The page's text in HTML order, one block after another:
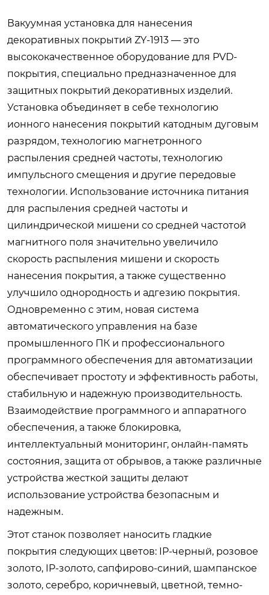
Вакуумная установка для нанесения
декоративных покрытий ZY-1913 — это
высококачественное оборудование для PVD-
покрытия, специально предназначенное для
защитных покрытий декоративных изделий.
Установка объединяет в себе технологию
ионного нанесения покрытий катодным дуговым
разрядом, технологию магнетронного
распыления средней частоты, технологию
импульсного смещения и другие передовые
технологии. Использование источника питания
для распыления средней частоты и
цилиндрической мишени со средней частотой
магнитного поля значительно увеличило
скорость распыления мишени и скорость
нанесения покрытия, а также существенно
улучшило однородность и адгезию покрытия.
Одновременно с этим, новая система
автоматического управления на базе
промышленного ПК и профессионального
программного обеспечения для автоматизации
обеспечивает простоту и эффективность работы,
стабильную и надежную производительность.
Взаимодействие программного и аппаратного
обеспечения, а также блокировка,
интеллектуальный мониторинг, онлайн-память
состояния, защита от обрывов, а также различные
устройства жесткой защиты делают
использование устройства безопасным и
надежным.
Этот станок позволяет наносить гладкие
покрытия следующих цветов: IP-черный, розовое
золото, IP-золото, сапфирово-синий, шампанское
золото, серебро, коричневый, цветной, темно-